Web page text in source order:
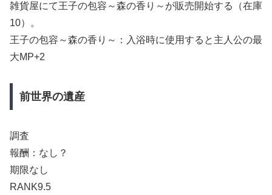
雑貨屋にて王子の包容～森の香り～が販売開始する（在庫
10）。
王子の包容～森の香り～：入浴時に使用すると主人公の最
大MP+2
前世界の遺産
調査
報酬：なし？
期限なし
RANK9.5